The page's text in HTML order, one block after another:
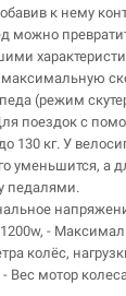
к нему
можно
(режим
поездок с
130 кг. У
уменьшится, а
педалями.
-
колёс,
Вес мотор